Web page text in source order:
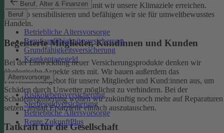
Beruf, Alter & Finanzen
Beruf
Betriebliche Altersvorsorge
Berufsunfähigkeitsversicherung
Grundfähigkeitsversicherung
Krankentagegeld
Altersvorsorge
Risikolebensversicherung
Sterbegeldversicherung
Betriebliche Altersvorsorge
Rente ZukunftPlus
sind ein wichtiger Hebel, damit wir unsere Klimaziele erreichen.
Deshalb sensibilisieren und befähigen wir sie für umweltbewusstes
Handeln.
Begeisterte Mitglieder, Kundinnen und Kunden
Bei der Entwicklung neuer Versicherungsprodukte denken wir
ökologische Aspekte stets mit. Wir bauen außerdem das
Präventionsangebot für unsere Mitglieder und Kund:innen aus, um
Schäden durch Unwetter möglichst zu verhindern. Bei der
Schadenregulierung wollen wir zukünftig noch mehr auf Reparaturen
setzen, anstatt Ersatzteile einfach auszutauschen.
Tatkraft für die Gesellschaft